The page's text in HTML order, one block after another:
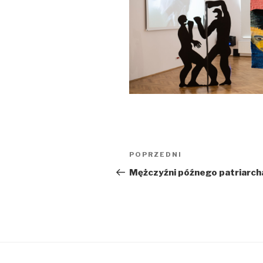
Nawigacja
wpisu
Poprzedni
wpis
POPRZEDNI
Mężczyźni późnego